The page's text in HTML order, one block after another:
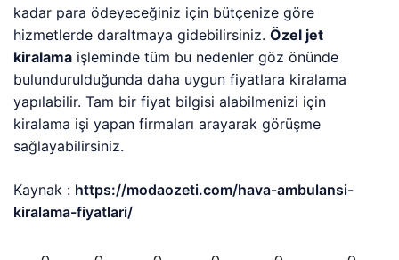
kadar para ödeyeceğiniz için bütçenize göre
hizmetlerde daraltmaya gidebilirsiniz.Özel jet
kiralama işleminde tüm bu nedenler göz önünde
bulundurulduğunda daha uygun fiyatlara kiralama
yapılabilir. Tam bir fiyat bilgisi alabilmenizi için
kiralama işi yapan firmaları arayarak görüşme
sağlayabilirsiniz.
Kaynak : https://modaozeti.com/hava-ambulansi-
kiralama-fiyatlari/